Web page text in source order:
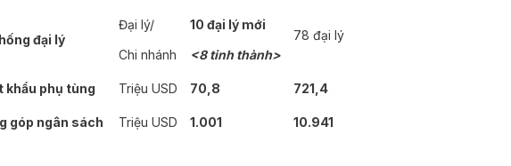
đại lý
Đại lý/
Chi nhánh
10 đại lý mới
<8 tỉnh thành>
78 đại lý
khẩu phụ tùng Triệu USD 70,8 721,4
góp ngân sách Triệu USD 1.001 10.941